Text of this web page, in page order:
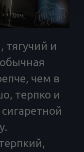
тягучий и
чем в
терпко и